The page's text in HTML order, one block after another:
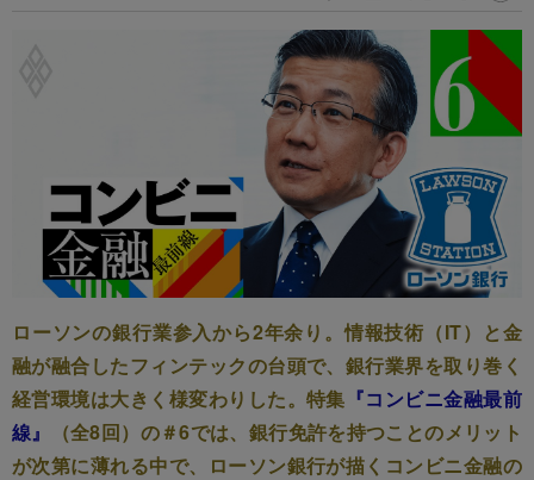
ローソンの銀行業参入から2年余り。情報技術（IT）と金
融が融合したフィンテックの台頭で、銀行業界を取り巻く
経営環境は大きく様変わりした。特集 『コンビニ金融最前
線』
（全8回）の＃6では、銀行免許を持つことのメリット
が次第に薄れる中で、ローソン銀行が描くコンビニ金融の